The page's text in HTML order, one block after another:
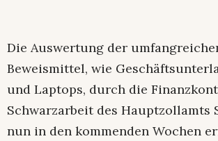
Die Auswertung der
Beweismittel, wie
und Laptops, durch die
Schwarzarbeit des Hauptzollamts
nun in den kommenden Wochen